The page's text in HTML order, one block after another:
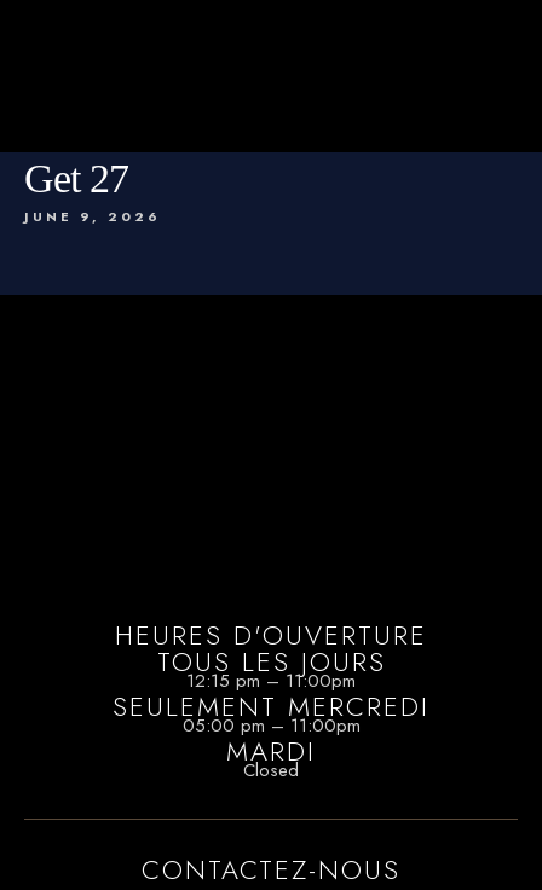
Get 27
JUNE 9, 2026
HEURES D'OUVERTURE
TOUS LES JOURS
12:15 pm – 11:00pm
SEULEMENT MERCREDI
05:00 pm – 11:00pm
MARDI
Closed
CONTACTEZ-NOUS